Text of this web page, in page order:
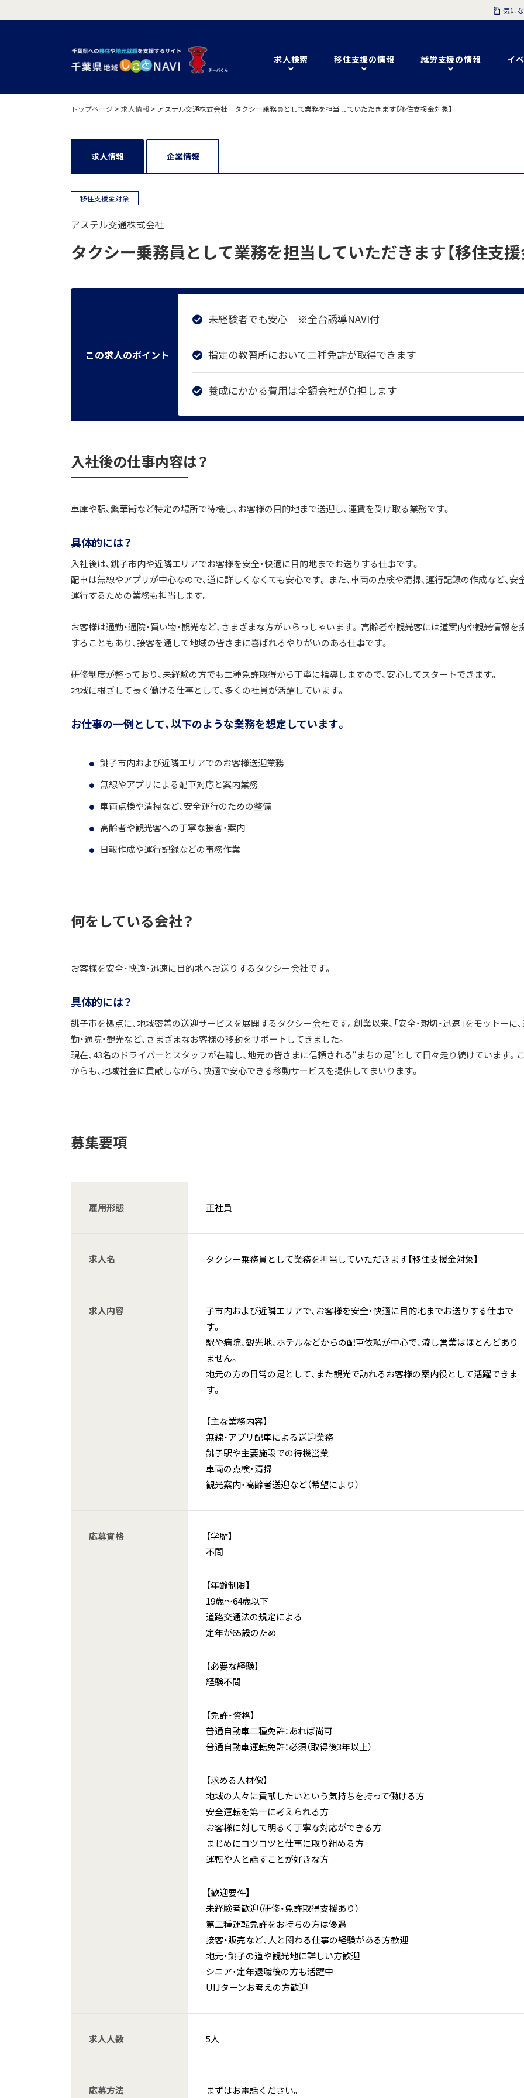
求人検索 移住支援の情報 就労支援の情報 イ
気に
トップページ > 求人情報 > アステル交通株式会社 タクシー乗務員として業務を担当していただきます【移住支援金対象】
求人情報 企業情報
移住支援金対象
アステル交通株式会社
タクシー乗務員として業務を担当していただきます【移住支援
この求人のポイント
未経験者でも安心 ※全台誘導NAVI付
指定の教習所において二種免許が取得できます
養成にかかる費用は全額会社が負担します
入社後の仕事内容は？
車庫や駅、繁華街など特定の場所で待機し、お客様の目的地まで送迎し、運賃を受け取る業務です。
具体的には？
入社後は、銚子市内や近隣エリアでお客様を安全・快適に目的地までお送りする仕事です。
配車は無線やアプリが中心なので、道に詳しくなくても安心です。 また、車両の点検や清掃、運行記録の作成など、安
運行するための業務も担当します。
お客様は通勤・通院・買い物・観光など、さまざまな方がいらっしゃいます。 高齢者や観光客には道案内や観光情報を
することもあり、接客を通して地域の皆さまに喜ばれるやりがいのある仕事です。
研修制度が整っており、未経験の方でも二種免許取得から丁寧に指導しますので、安心してスタートできます。
地域に根ざして長く働ける仕事として、多くの社員が活躍しています。
お仕事の一例として、以下のような業務を想定しています。
銚子市内および近隣エリアでのお客様送迎業務
無線やアプリによる配車対応と案内業務
車両点検や清掃など、安全運行のための整備
高齢者や観光客への丁寧な接客・案内
日報作成や運行記録などの事務作業
何をしている会社？
お客様を安全・快適・迅速に目的地へお送りするタクシー会社です。
具体的には？
銚子市を拠点に、地域密着の送迎サービスを展開するタクシー会社です。創業以来、「安全・親切・迅速」をモットーに
勤・通院・観光など、さまざまなお客様の移動をサポートしてきました。
現在、43名のドライバーとスタッフが在籍し、地元の皆さまに信頼される“まちの足”として日々走り続けています。
からも、地域社会に貢献しながら、快適で安心できる移動サービスを提供してまいります。
募集要項
雇用形態 正社員
求人名 タクシー乗務員として業務を担当していただきます【移住支援金対象】
求人内容
子市内および近隣エリアで、お客様を安全・快適に目的地までお送りする仕事で
す。
駅や病院、観光地、ホテルなどからの配車依頼が中心で、流し営業はほとんどあり
ません。
地元の方の日常の足として、また観光で訪れるお客様の案内役として活躍できま
す。
【主な業務内容】
無線・アプリ配車による送迎業務
銚子駅や主要施設での待機営業
車両の点検・清掃
観光案内・高齢者送迎など（希望により）
応募資格
【学歴】
不問
【年齢制限】
19歳～64歳以下
道路交通法の規定による
定年が65歳のため
【必要な経験】
経験不問
【免許・資格】
普通自動車二種免許：あれば尚可
普通自動車運転免許：必須（取得後3年以上）
【求める人材像】
地域の人々に貢献したいという気持ちを持って働ける方
安全運転を第一に考えられる方
お客様に対して明るく丁寧な対応ができる方
まじめにコツコツと仕事に取り組める方
運転や人と話すことが好きな方
【歓迎要件】
未経験者歓迎（研修・免許取得支援あり）
第二種運転免許をお持ちの方は優遇
接客・販売など、人と関わる仕事の経験がある方歓迎
地元・銚子の道や観光地に詳しい方歓迎
シニア・定年退職後の方も活躍中
UIJターンお考えの方歓迎
求人人数 5人
応募方法 まずはお電話ください。